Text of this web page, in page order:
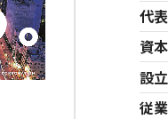
代
資
設立
従